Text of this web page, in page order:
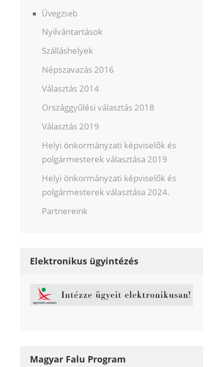
Üvegzseb
Nyilvántartások
Szálláshelyek
Népszavazás 2016
Választás 2014
Országgyűlési választás 2018
Választás 2019
Helyi önkormányzati képviselők és
polgármesterek választása 2019
Helyi önkormányzati képviselők és
polgármesterek választása 2024.
Partnereink
Elektronikus ügyintézés
Magyar Falu Program